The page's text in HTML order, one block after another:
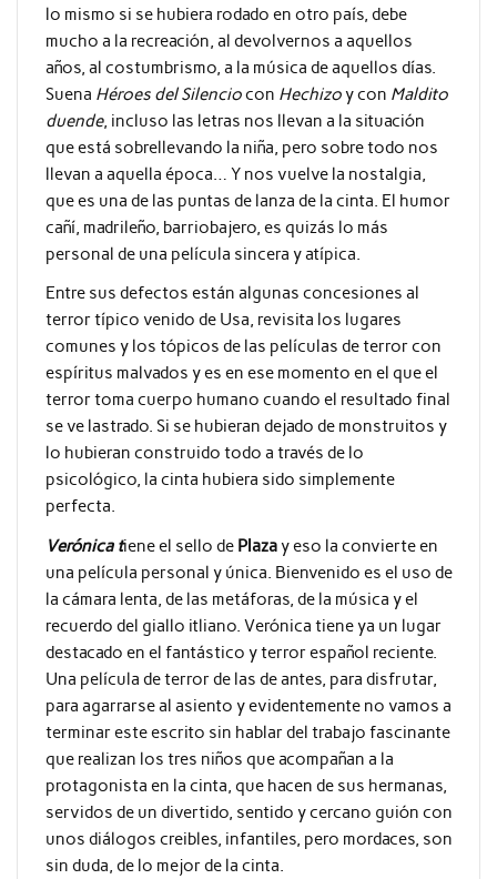
lo mismo si se hubiera rodado en otro país, debe
mucho a la recreación, al devolvernos a aquellos
años, al costumbrismo, a la música de aquellos días.
Suena Héroes del Silenciocon Hechizoy con Maldito
duende, incluso las letras nos llevan a la situación
que está sobrellevando la niña, pero sobre todo nos
llevan a aquella época… Y nos vuelve la nostalgia,
que es una de las puntas de lanza de la cinta. El humor
cañí, madrileño, barriobajero, es quizás lo más
personal de una película sincera y atípica.
Entre sus defectos están algunas concesiones al
terror típico venido de Usa, revisita los lugares
comunes y los tópicos de las películas de terror con
espíritus malvados y es en ese momento en el que el
terror toma cuerpo humano cuando el resultado final
se ve lastrado. Si se hubieran dejado de monstruitos y
lo hubieran construido todo a través de lo
psicológico, la cinta hubiera sido simplemente
perfecta.
Verónica tiene el sello de Plazay eso la convierte en
una película personal y única. Bienvenido es el uso de
la cámara lenta, de las metáforas, de la música y el
recuerdo del giallo itliano. Verónica tiene ya un lugar
destacado en el fantástico y terror español reciente.
Una película de terror de las de antes, para disfrutar,
para agarrarse al asiento y evidentemente no vamos a
terminar este escrito sin hablar del trabajo fascinante
que realizan los tres niños que acompañan a la
protagonista en la cinta, que hacen de sus hermanas,
servidos de un divertido, sentido y cercano guión con
unos diálogos creibles, infantiles, pero mordaces, son
sin duda, de lo mejor de la cinta.